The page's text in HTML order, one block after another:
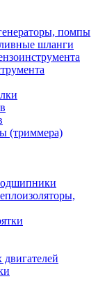
помпы
шланги
(триммера)